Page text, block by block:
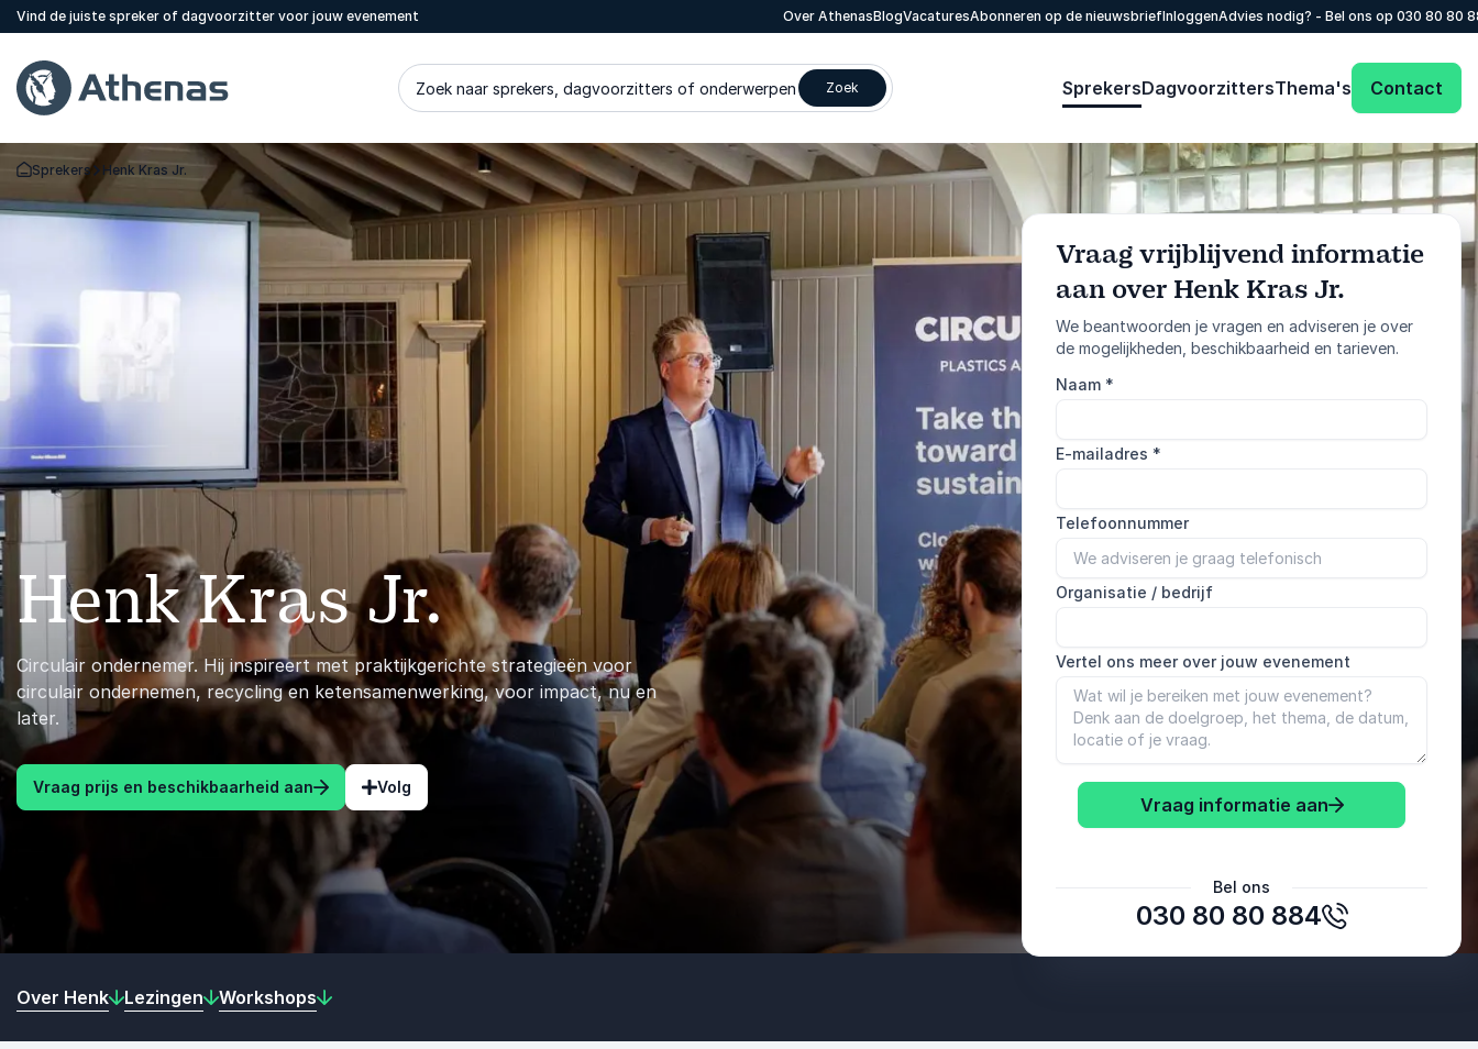
Vind de juiste spreker of dagvoorzitter voor jouw evenement Over AthenasBlogVacaturesAbonneren op de nieuwsbriefInloggenAdvies nodig? - Bel ons op 030 80 80
Zoek naar sprekers, dagvoorzitters of onderwerpen Zoek SprekersDagvoorzittersThema's Contact
Terug naar de startpagina
Sprekers Henk Kras Jr.
Henk Kras Jr.
Circulair ondernemer. Hij inspireert met praktijkgerichte strategieën voor
circulair ondernemen, recycling en ketensamenwerking, voor impact, nu en
later.
Vraag prijs en beschikbaarheid aan Volg
Vraag vrijblijvend informatie
aan over Henk Kras Jr.
We beantwoorden je vragen en adviseren je over
de mogelijkheden, beschikbaarheid en tarieven.
Naam *
E-mailadres *
Telefoonnummer
Organisatie / bedrijf
Vertel ons meer over jouw evenement
Vraag informatie aan
Bel ons
030 80 80 884
Vraag informatie aan :
Over Henk Lezingen Workshops